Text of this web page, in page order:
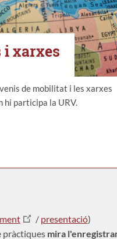
i xarxes
de mobilitat i les xarxes
hi participa la URV.
/ presentació)
pràctiques mira